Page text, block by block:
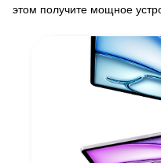
этом получите мощное